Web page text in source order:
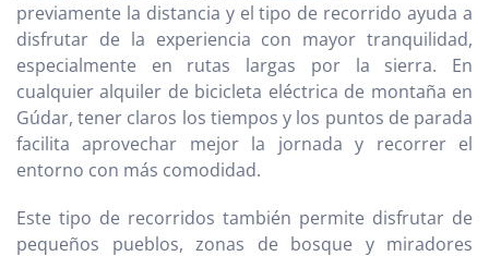
previamente la distancia y el tipo de recorrido ayuda a
disfrutar de la experiencia con mayor tranquilidad,
especialmente en rutas largas por la sierra. En
cualquier alquiler de bicicleta eléctrica de montaña en
Gúdar, tener claros los tiempos y los puntos de parada
facilita aprovechar mejor la jornada y recorrer el
entorno con más comodidad.
Este tipo de recorridos también permite disfrutar de
pequeños pueblos, zonas de bosque y miradores